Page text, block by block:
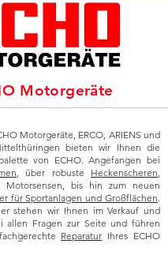
Motorgeräte
Motorgeräte, ERCO, ARIENS und
bieten wir Ihnen die
von ECHO. Angefangen bei
, über robuste Heckenscheren
Motorsensen, bis hin zum neuen
für Sportanlagen und Großflächen
stehen wir Ihnen im Verkauf und
allen Fragen zur Seite und führen
Reparatur Ihres ECHO